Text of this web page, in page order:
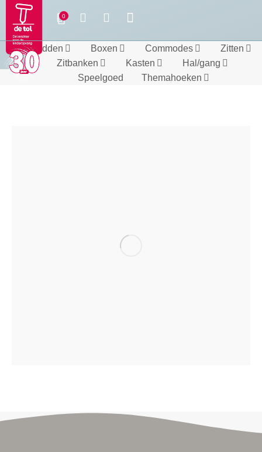
Bedden Boxen Commodes
Zitten
Zitbanken
Kasten
Hal/gang
Speelgoed
Themahoeken